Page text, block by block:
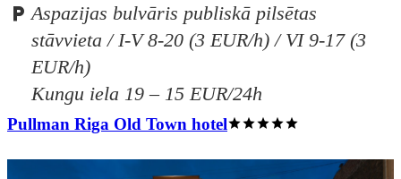
Aspazijas bulvāris publiskā pilsētas
stāvvieta / I-V 8-20 (3 EUR/h) / VI 9-17 (3
EUR/h)
Kungu iela 19 – 15 EUR/24h
Pullman Riga Old Town hotel